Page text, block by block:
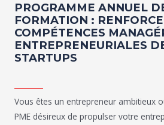
PROGRAMME ANNUEL
FORMATION :
COMPÉTENCES
ENTREPRENEURIALES
STARTUPS
Vous êtes un entrepreneur ambitieux
PME désireux de propulser votre